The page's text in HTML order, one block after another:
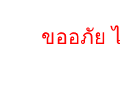
ขออภัย